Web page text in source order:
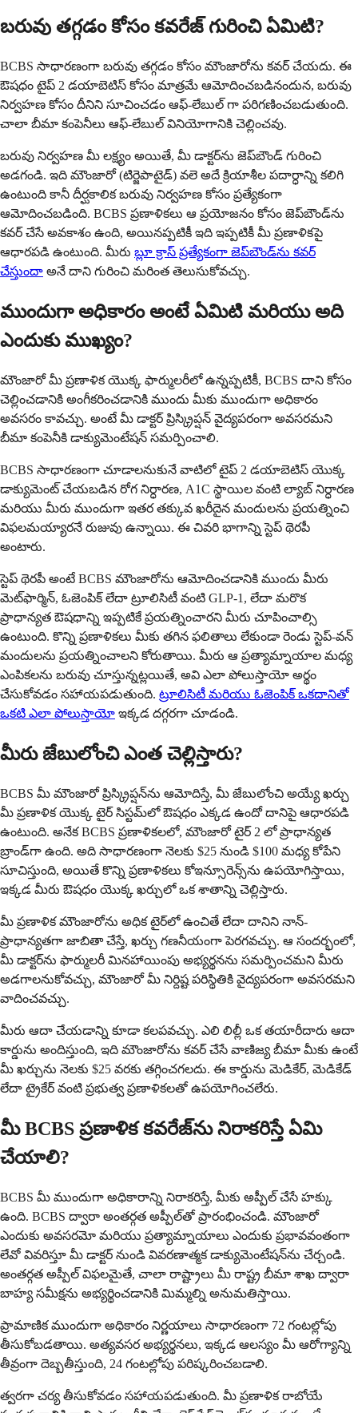
బరువు తగ్గడం కోసం కవరేజ్ గురించి ఏమిటి?
BCBS సాధారణంగా బరువు తగ్గడం కోసం మౌంజారోను కవర్ చేయదు. ఈ
ఔషధం టైప్ 2 డయాబెటిస్ కోసం మాత్రమే ఆమోదించబడినందున, బరువు
నిర్వహణ కోసం దీనిని సూచించడం ఆఫ్-లేబుల్ గా పరిగణించబడుతుంది.
చాలా బీమా కంపెనీలు ఆఫ్-లేబుల్ వినియోగానికి చెల్లించవు.
బరువు నిర్వహణ మీ లక్ష్యం అయితే, మీ డాక్టర్‌ను జెప్‌బౌండ్ గురించి
అడగండి. ఇది మౌంజారో (టిర్జెపాటైడ్) వలె అదే క్రియాశీల పదార్ధాన్ని కలిగి
ఉంటుంది కానీ దీర్ఘకాలిక బరువు నిర్వహణ కోసం ప్రత్యేకంగా
ఆమోదించబడింది. BCBS ప్రణాళికలు ఆ ప్రయోజనం కోసం జెప్‌బౌండ్‌ను
కవర్ చేసే అవకాశం ఉంది, అయినప్పటికీ ఇది ఇప్పటికీ మీ ప్రణాళికపై
ఆధారపడి ఉంటుంది. మీరు బ్లూ క్రాస్ ప్రత్యేకంగా జెప్‌బౌండ్‌ను కవర్
చేస్తుందా అనే దాని గురించి మరింత తెలుసుకోవచ్చు.
ముందుగా అధికారం అంటే ఏమిటి మరియు అది
ఎందుకు ముఖ్యం?
మౌంజారో మీ ప్రణాళిక యొక్క ఫార్ములరీలో ఉన్నప్పటికీ, BCBS దాని కోసం
చెల్లించడానికి అంగీకరించడానికి ముందు మీకు ముందుగా అధికారం
అవసరం కావచ్చు. అంటే మీ డాక్టర్ ప్రిస్క్రిప్షన్ వైద్యపరంగా అవసరమని
బీమా కంపెనీకి డాక్యుమెంటేషన్ సమర్పించాలి.
BCBS సాధారణంగా చూడాలనుకునే వాటిలో టైప్ 2 డయాబెటిస్ యొక్క
డాక్యుమెంట్ చేయబడిన రోగ నిర్ధారణ, A1C స్థాయిల వంటి ల్యాబ్ నిర్ధారణ
మరియు మీరు ముందుగా ఇతర తక్కువ ఖరీదైన మందులను ప్రయత్నించి
విఫలమయ్యారనే రుజువు ఉన్నాయి. ఈ చివరి భాగాన్ని స్టెప్ థెరపీ
అంటారు.
స్టెప్ థెరపీ అంటే BCBS మౌంజారోను ఆమోదించడానికి ముందు మీరు
మెట్‌ఫార్మిన్, ఓజెంపిక్ లేదా ట్రూలిసిటీ వంటి GLP-1, లేదా మరొక
ప్రాధాన్యత ఔషధాన్ని ఇప్పటికే ప్రయత్నించారని మీరు చూపించాల్సి
ఉంటుంది. కొన్ని ప్రణాళికలు మీకు తగిన ఫలితాలు లేకుండా రెండు స్టెప్-వన్
మందులను ప్రయత్నించాలని కోరుతాయి. మీరు ఆ ప్రత్యామ్నాయాల మధ్య
ఎంపికలను బరువు చూస్తున్నట్లయితే, అవి ఎలా పోలుస్తాయో అర్థం
చేసుకోవడం సహాయపడుతుంది. ట్రూలిసిటీ మరియు ఓజెంపిక్ ఒకదానితో
ఒకటి ఎలా పోలుస్తాయో ఇక్కడ దగ్గరగా చూడండి.
మీరు జేబులోంచి ఎంత చెల్లిస్తారు?
BCBS మీ మౌంజారో ప్రిస్క్రిప్షన్‌ను ఆమోదిస్తే, మీ జేబులోంచి అయ్యే ఖర్చు
మీ ప్రణాళిక యొక్క టైర్ సిస్టమ్‌లో ఔషధం ఎక్కడ ఉందో దానిపై ఆధారపడి
ఉంటుంది. అనేక BCBS ప్రణాళికలలో, మౌంజారో టైర్ 2 లో ప్రాధాన్యత
బ్రాండ్‌గా ఉంది. అది సాధారణంగా నెలకు $25 నుండి $100 మధ్య కోపేని
సూచిస్తుంది, అయితే కొన్ని ప్రణాళికలు కోఇన్సూరెన్స్‌ను ఉపయోగిస్తాయి,
ఇక్కడ మీరు ఔషధం యొక్క ఖర్చులో ఒక శాతాన్ని చెల్లిస్తారు.
మీ ప్రణాళిక మౌంజారోను అధిక టైర్‌లో ఉంచితే లేదా దానిని నాన్-
ప్రాధాన్యతగా జాబితా చేస్తే, ఖర్చు గణనీయంగా పెరగవచ్చు. ఆ సందర్భంలో,
మీ డాక్టర్‌ను ఫార్ములరీ మినహాయింపు అభ్యర్థనను సమర్పించమని మీరు
అడగాలనుకోవచ్చు, మౌంజారో మీ నిర్దిష్ట పరిస్థితికి వైద్యపరంగా అవసరమని
వాదించవచ్చు.
మీరు ఆదా చేయడాన్ని కూడా కలపవచ్చు. ఎలి లిల్లీ ఒక తయారీదారు ఆదా
కార్డును అందిస్తుంది, ఇది మౌంజారోను కవర్ చేసే వాణిజ్య బీమా మీకు ఉంటే
మీ ఖర్చును నెలకు $25 వరకు తగ్గించగలదు. ఈ కార్డును మెడికేర్, మెడికేడ్
లేదా ట్రైకేర్ వంటి ప్రభుత్వ ప్రణాళికలతో ఉపయోగించలేరు.
మీ BCBS ప్రణాళిక కవరేజ్‌ను నిరాకరిస్తే ఏమి
చేయాలి?
BCBS మీ ముందుగా అధికారాన్ని నిరాకరిస్తే, మీకు అప్పీల్ చేసే హక్కు
ఉంది. BCBS ద్వారా అంతర్గత అప్పీల్‌తో ప్రారంభించండి. మౌంజారో
ఎందుకు అవసరమో మరియు ప్రత్యామ్నాయాలు ఎందుకు ప్రభావవంతంగా
లేవో వివరిస్తూ మీ డాక్టర్ నుండి వివరణాత్మక డాక్యుమెంటేషన్‌ను చేర్చండి.
అంతర్గత అప్పీల్ విఫలమైతే, చాలా రాష్ట్రాలు మీ రాష్ట్ర బీమా శాఖ ద్వారా
బాహ్య సమీక్షను అభ్యర్థించడానికి మిమ్మల్ని అనుమతిస్తాయి.
ప్రామాణిక ముందుగా అధికారం నిర్ణయాలు సాధారణంగా 72 గంటల్లోపు
తీసుకోబడతాయి. అత్యవసర అభ్యర్థనలు, ఇక్కడ ఆలస్యం మీ ఆరోగ్యాన్ని
తీవ్రంగా దెబ్బతీస్తుంది, 24 గంటల్లోపు పరిష్కరించబడాలి.
త్వరగా చర్య తీసుకోవడం సహాయపడుతుంది. మీ ప్రణాళిక రాబోయే